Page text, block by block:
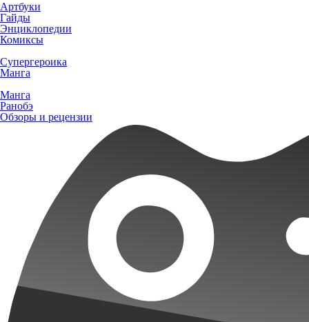
Артбуки
Гайды
Энциклопедии
Комиксы
Супергероика
Манга
Манга
Ранобэ
Обзоры и рецензии